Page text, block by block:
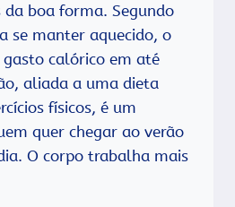
da boa forma. Segundo
se manter aquecido, o
calórico em até
aliada a uma dieta
físicos, é um
quer chegar ao verão
O corpo trabalha mais